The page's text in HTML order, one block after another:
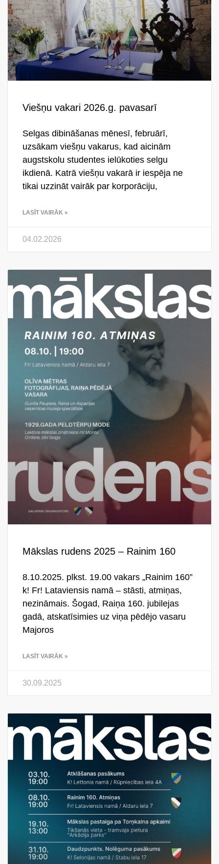
Viešņu vakari 2026.g. pavasarī
Selgas dibināšanas mēnesī, februārī,
uzsākam viešņu vakarus, kad aicinām
augstskolu studentes ielūkoties selgu
ikdienā. Katrā viešņu vakarā ir iespēja ne
tikai uzzināt vairāk par korporāciju,
LASĪT VAIRĀK »
04.02.2026
Mākslas rudens 2025 – Rainim 160
8.10.2025. plkst. 19.00 vakars „Rainim 160”
k! Fr! Lataviensis namā – stāsti, atmiņas,
nezināmais. Šogad, Raiņa 160. jubilejas
gadā, atskatīsimies uz viņa pēdējo vasaru
Majoros
LASĪT VAIRĀK »
30.09.2025